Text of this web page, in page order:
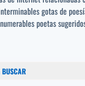
gotas de
poetas